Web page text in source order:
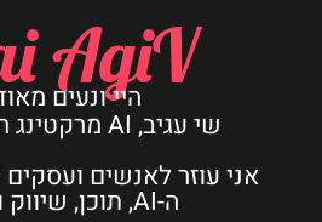
AgiV
היי ונעים
שי עגיב, AI מרקטינג רוקסטאר
אני עוזר לאנשים
ה-AI, תוכן, שיווק ופרסום.